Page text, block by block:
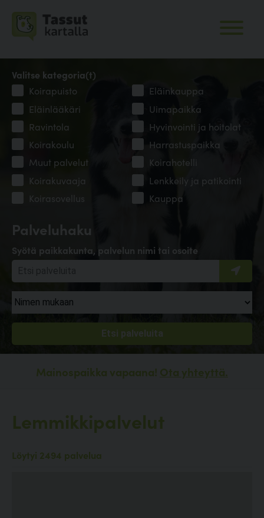
Palveluhaku
Syötä paikkakunta, palvelun nimi tai osoite
Valitse kategoria(t)
Koirapuisto
Eläinkauppa
Eläinlääkäri
Uimapaikka
Ravintola
Hyvinvointi ja hoitolat
Koirakoulu
Harrastuspaikka
Muut palvelut
Koirahotelli
Koirakuvaaja
Lenkkeily ja patikointi
Koirasovellus
Kauppa
Mainospaikka vapaana! Ota yhteyttä.
Lemmikkipalvelut
Löytyi 2494 palvelua